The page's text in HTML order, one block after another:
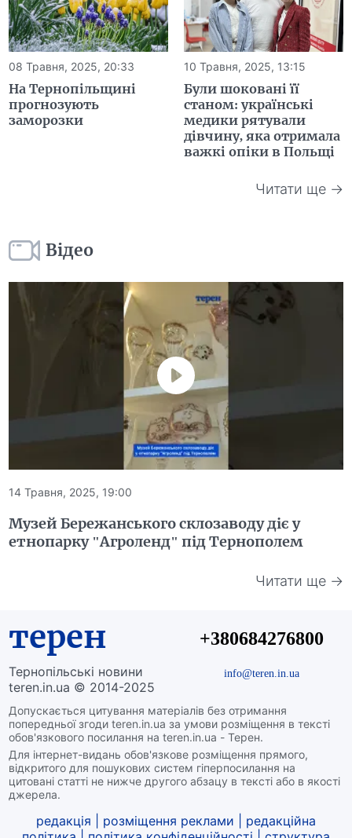
08 Травня, 2025, 20:33
На Тернопільщині
прогнозують
заморозки
10 Травня, 2025, 13:15
Були шоковані її
станом: українські
медики рятували
дівчину, яка отримала
важкі опіки в Польщі
Читати ще →
Відео
14 Травня, 2025, 19:00
Музей Бережанського склозаводу діє у
етнопарку "Агроленд" під Тернополем
Читати ще →
терен
Тернопільські новини
teren.in.ua © 2014-2025
Допускається цитування матеріалів без отримання
попередньої згоди teren.in.ua за умови розміщення в тексті
обов'язкового посилання на teren.in.ua - Терен.
Для інтернет-видань обов'язкове розміщення прямого,
відкритого для пошукових систем гіперпосилання на
цитовані статті не нижче другого абзацу в тексті або в якості
джерела.
+380684276800
info@teren.in.ua
редакція розміщення реклами
редакційна